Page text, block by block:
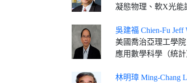
凝態物理、軟X光能
吳建福 Chien-Fu Jeff
美國喬治亞理工學院
應用數學科學（統
林明璋 Ming-Chang